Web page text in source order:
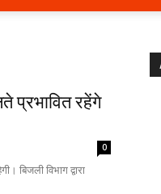
प्रभावित रहेंगे
0
बिजली विभाग द्वारा